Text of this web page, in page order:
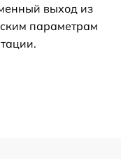
выход из
параметрам